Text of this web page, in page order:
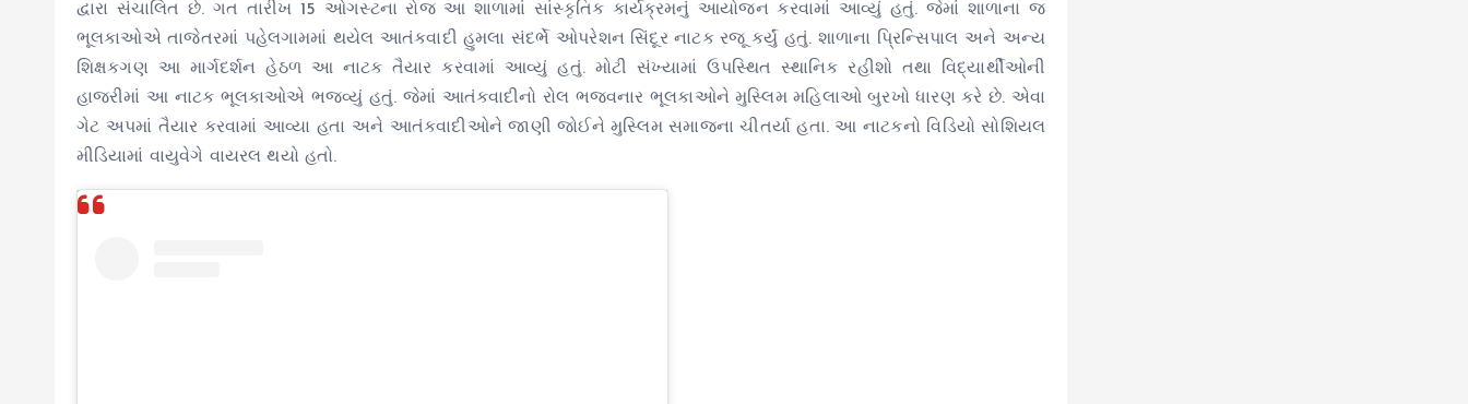
દ્વારા સંચાલિત છે. ગત તારીખ 15 ઓગસ્ટના રોજ આ શાળામાં સાંસ્કૃતિક કાર્યક્રમનું આયોજન કરવામાં આવ્યું હતું. જેમાં શાળાના જ
ભૂલકાઓએ તાજેતરમાં પહેલગામમાં થયેલ આતંકવાદી હુમલા સંદર્ભે ઓપરેશન સિંદૂર નાટક રજૂ કર્યું હતું. શાળાના પ્રિન્સિપાલ અને અન્ય
શિક્ષકગણ આ માર્ગદર્શન હેઠળ આ નાટક તૈયાર કરવામાં આવ્યું હતું. મોટી સંખ્યામાં ઉપસ્થિત સ્થાનિક રહીશો તથા વિદ્યાર્થીઓની
હાજરીમાં આ નાટક ભૂલકાઓએ ભજવ્યું હતું. જેમાં આતંકવાદીનો રોલ ભજવનાર ભૂલકાઓને મુસ્લિમ મહિલાઓ બુરખો ધારણ કરે છે. એવા
ગેટ અપમાં તૈયાર કરવામાં આવ્યા હતા અને આતંકવાદીઓને જાણી જોઈને મુસ્લિમ સમાજના ચીતર્યા હતા. આ નાટકનો વિડિયો સોશિયલ
મીડિયામાં વાયુવેગે વાયરલ થયો હતો.